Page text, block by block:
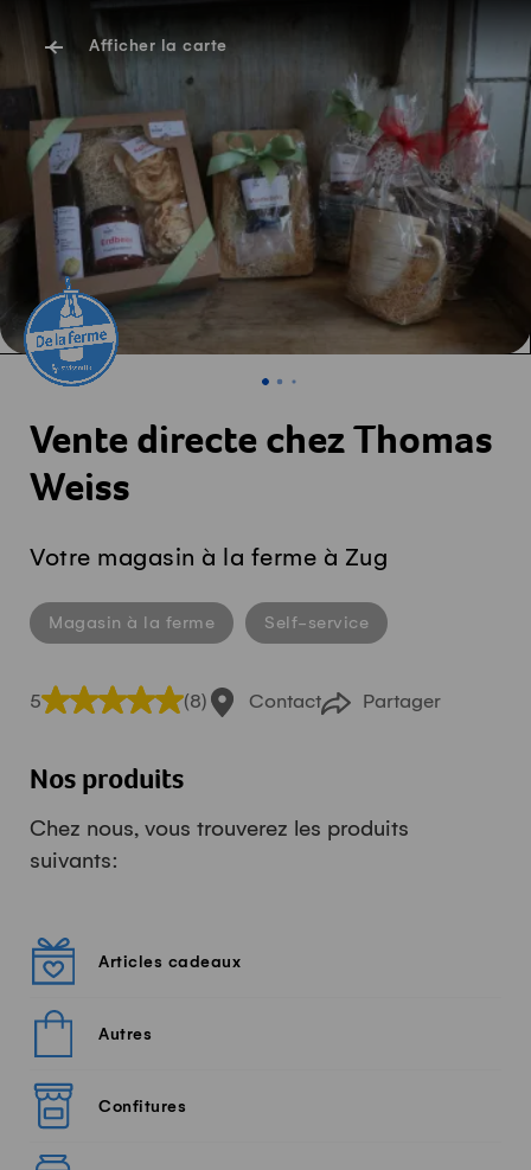
Afficher la carte
Vente directe chez Thomas
Weiss
Votre magasin à la ferme à Zug
Magasin à la ferme Self-service
5 (8) Contact Partager
Nos produits
Chez nous, vous trouverez les produits
suivants:
Articles cadeaux
Autres
Confitures